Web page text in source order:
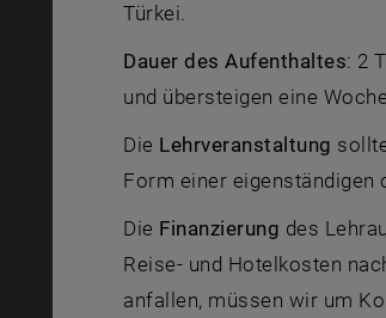
Türkei.
Dauer des Aufenthaltes: 2
und übersteigen eine
Die Lehrveranstaltung
Form einer eigenständigen
Die Finanzierung des
Reise- und Hotelkosten
anfallen, müssen wir um